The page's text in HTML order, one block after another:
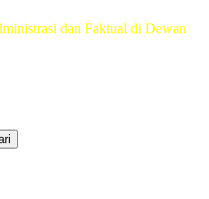
dan Faktual di Dewan